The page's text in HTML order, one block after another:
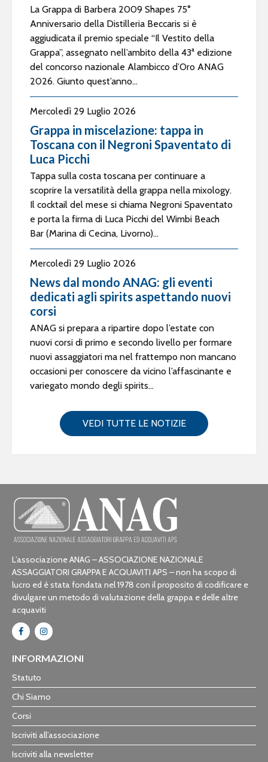
La Grappa di Barbera 2009 Shapes 75°
Anniversario della Distilleria Beccaris si è
aggiudicata il premio speciale “Il Vestito della
Grappa”, assegnato nell’ambito della 43ª edizione
del concorso nazionale Alambicco d’Oro ANAG
2026. Giunto quest’anno...
Mercoledì 29 Luglio 2026
Grappa in miscelazione: tappa in
Toscana con il Negroni Spaventato di
Luca Picchi
Tappa sulla costa toscana per continuare a
scoprire la versatilità della grappa nella mixology.
Il cocktail del mese si chiama Negroni Spaventato
e porta la firma di Luca Picchi del Wimbi Beach
Bar (Marina di Cecina, Livorno)...
Mercoledì 29 Luglio 2026
News dal mondo ANAG: gli eventi
dedicati agli spirits aspettando nuovi
corsi
ANAG si prepara a ripartire dopo l’estate con
nuovi corsi di primo e secondo livello per formare
nuovi assaggiatori ma nel frattempo non mancano
occasioni per conoscere da vicino l’affascinante e
variegato mondo degli spirits...
VEDI TUTTE LE NOTIZIE
L’associazione ANAG – ASSOCIAZIONE NAZIONALE
ASSAGGIATORI GRAPPA E ACQUAVITI APS – non ha scopo di
lucro ed è stata fondata nel 1978 con il proposito di codificare e
divulgare un metodo di valutazione della grappa e delle altre
acquaviti
INFORMAZIONI
Statuto
Chi Siamo
Corsi
Iscriviti all’associazione
Iscriviti alla newsletter